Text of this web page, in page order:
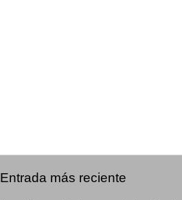
Entrada más reciente